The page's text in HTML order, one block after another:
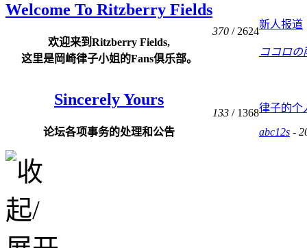
Welcome To Ritzberry Fields
欢迎来到Ritzberry Fields,
这里是岡崎律子小姐的Fans俱乐部。
370 / 2624
新人报道
ココロの
Sincerely Yours
论坛各项事务的处理和公告
133 / 1368律子的个
abc12s -